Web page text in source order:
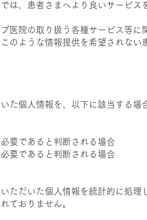
は、患者さまへより良いサービ
医院の取り扱う各種サービス等
のような情報提供を希望されな
た個人情報を、以下に該当する場
要であると判断される場合
要であると判断される場合
ただいた個人情報を統計的に処
ておりません。